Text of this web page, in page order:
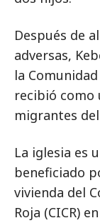
Después de
adversas,
la
recibió como
migrantes
La iglesia es
beneficiado
vivienda del
Roja (CICR)